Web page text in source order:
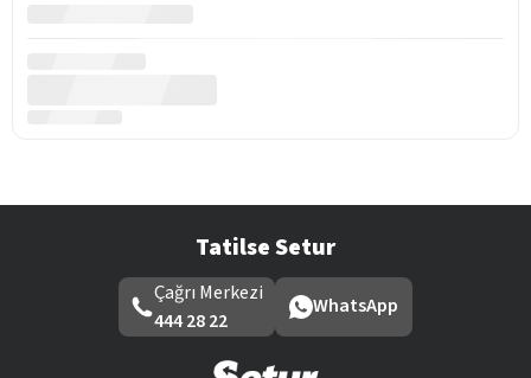
Tatilse Setur
Çağrı Merkezi
444 28 22
WhatsApp